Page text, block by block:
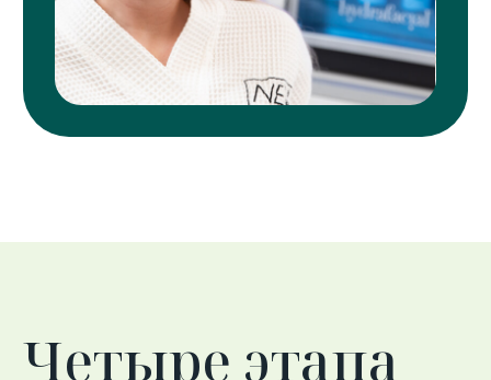
омоложения: с осветляющим
эффектом, факторами роста и для
пролонгации результата после
инъекций Botox — в зависимости
от задачи, которую нужно решить.
которому кожа становится